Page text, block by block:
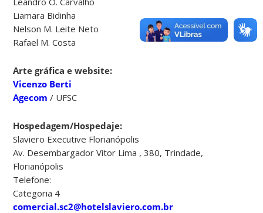
Liamara Bidinha
Nelson M. Leite Neto
Rafael M. Costa
Arte gráfica e website:
Vicenzo Berti
Agecom / UFSC
Hospedagem/Hospedaje:
Slaviero Executive Florianópolis
Av. Desembargador Vitor Lima , 380, Trindade,
Florianópolis
Telefone:
Categoria 4
comercial.sc2@hotelslaviero.com.br